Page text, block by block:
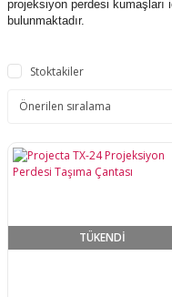
projeksiyon perdesi kumaşları
bulunmaktadır.
Stoktakiler
TÜKENDİ